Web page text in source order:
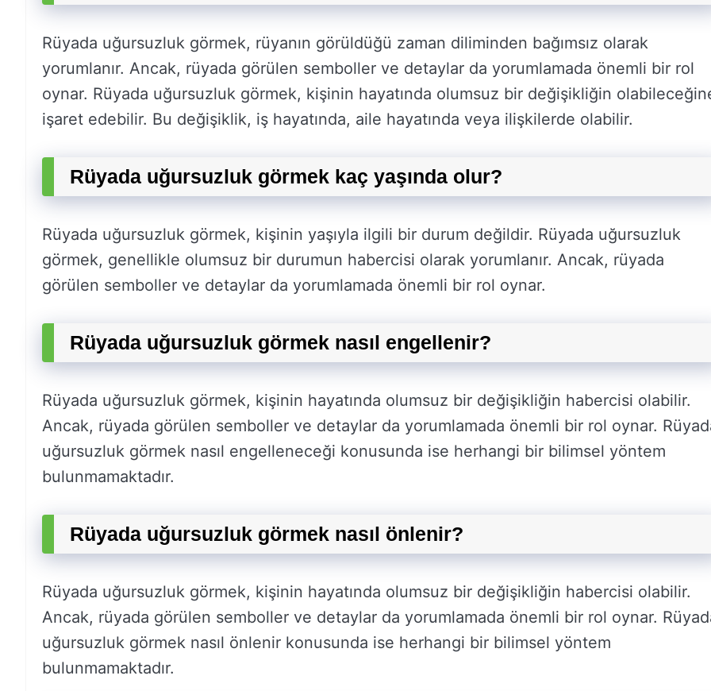
Rüyada uğursuzluk görmek, rüyanın görüldüğü zaman diliminden bağımsız olarak
yorumlanır. Ancak, rüyada görülen semboller ve detaylar da yorumlamada önemli bir rol
oynar. Rüyada uğursuzluk görmek, kişinin hayatında olumsuz bir değişikliğin
işaret edebilir. Bu değişiklik, iş hayatında, aile hayatında veya ilişkilerde olabilir.
Rüyada uğursuzluk görmek kaç yaşında olur?
Rüyada uğursuzluk görmek, kişinin yaşıyla ilgili bir durum değildir. Rüyada uğursuzluk
görmek, genellikle olumsuz bir durumun habercisi olarak yorumlanır. Ancak, rüyada
görülen semboller ve detaylar da yorumlamada önemli bir rol oynar.
Rüyada uğursuzluk görmek nasıl engellenir?
Rüyada uğursuzluk görmek, kişinin hayatında olumsuz bir değişikliğin habercisi olabilir.
Ancak, rüyada görülen semboller ve detaylar da yorumlamada önemli bir rol oynar.
uğursuzluk görmek nasıl engelleneceği konusunda ise herhangi bir bilimsel yöntem
bulunmamaktadır.
Rüyada uğursuzluk görmek nasıl önlenir?
Rüyada uğursuzluk görmek, kişinin hayatında olumsuz bir değişikliğin habercisi olabilir.
Ancak, rüyada görülen semboller ve detaylar da yorumlamada önemli bir rol oynar.
uğursuzluk görmek nasıl önlenir konusunda ise herhangi bir bilimsel yöntem
bulunmamaktadır.